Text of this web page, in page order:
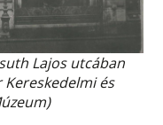
Lajos utcában
és